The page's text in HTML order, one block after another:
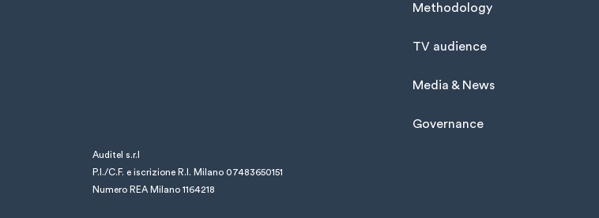
Auditel s.r.l
P.I./C.F. e iscrizione R.I. Milano 07483650151
Numero REA Milano 1164218
Methodology
TV audience
Media & News
Governance